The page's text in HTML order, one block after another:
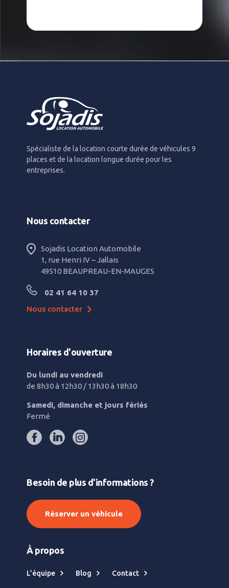
Spécialiste de la location courte durée de véhicules 9
places et de la location longue durée pour les
entreprises.
Nous contacter
Sojadis Location Automobile
1, rue Henri IV – Jallais
49510 BEAUPREAU-EN-MAUGES
02 41 64 10 37
Nous contacter
Horaires d'ouverture
Du lundi au vendredi
de 8h30 à 12h30 / 13h30 à 18h30
Samedi, dimanche et jours fériés
Fermé
Besoin de plus d'informations ?
Réserver un véhicule
À propos
L’équipe Blog Contact